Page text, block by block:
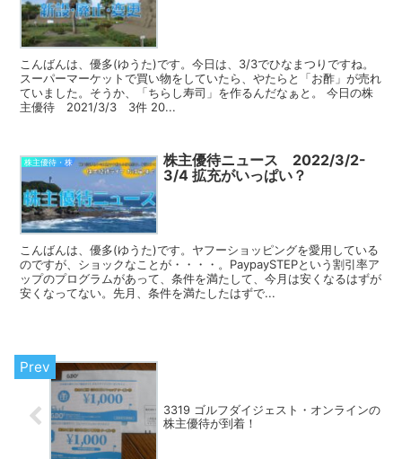
こんばんは、優多(ゆうた)です。今日は、3/3でひなまつりですね。
スーパーマーケットで買い物をしていたら、やたらと「お酢」が売れ
ていました。そうか、「ちらし寿司」を作るんだなぁと。 今日の株
主優待 2021/3/3 3件 20...
株主優待・株
株主優待ニュース 2022/3/2-
3/4 拡充がいっぱい？
こんばんは、優多(ゆうた)です。ヤフーショッピングを愛用している
のですが、ショックなことが・・・・。PaypaySTEPという割引率ア
ップのプログラムがあって、条件を満たして、今月は安くなるはずが
安くなってない。先月、条件を満たしたはずで...
3319 ゴルフダイジェスト・オンラインの
株主優待が到着！